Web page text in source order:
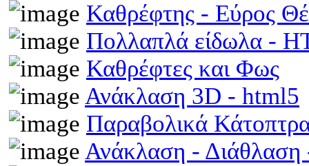
Καθρέφτης - Εύρος
Πολλαπλά είδωλα -
Καθρέφτες και Φως
Ανάκλαση 3D - html5
Παραβολικά
Ανάκλαση -